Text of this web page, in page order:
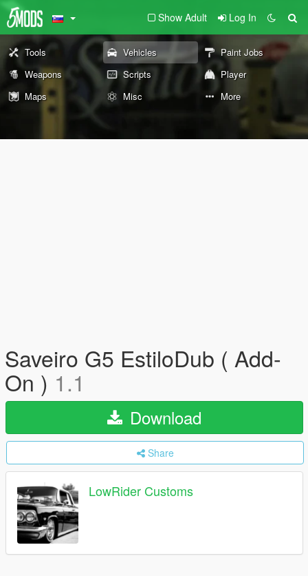
Show Adult Log In
Tools Vehicles
Paint Jobs
Weapons
Scripts
Player
Maps
Misc More
Saveiro G5 EstiloDub ( Add-
On ) 1.1
Download
Share
LowRider Customs